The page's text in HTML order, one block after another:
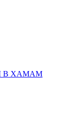
В ХАМАМ